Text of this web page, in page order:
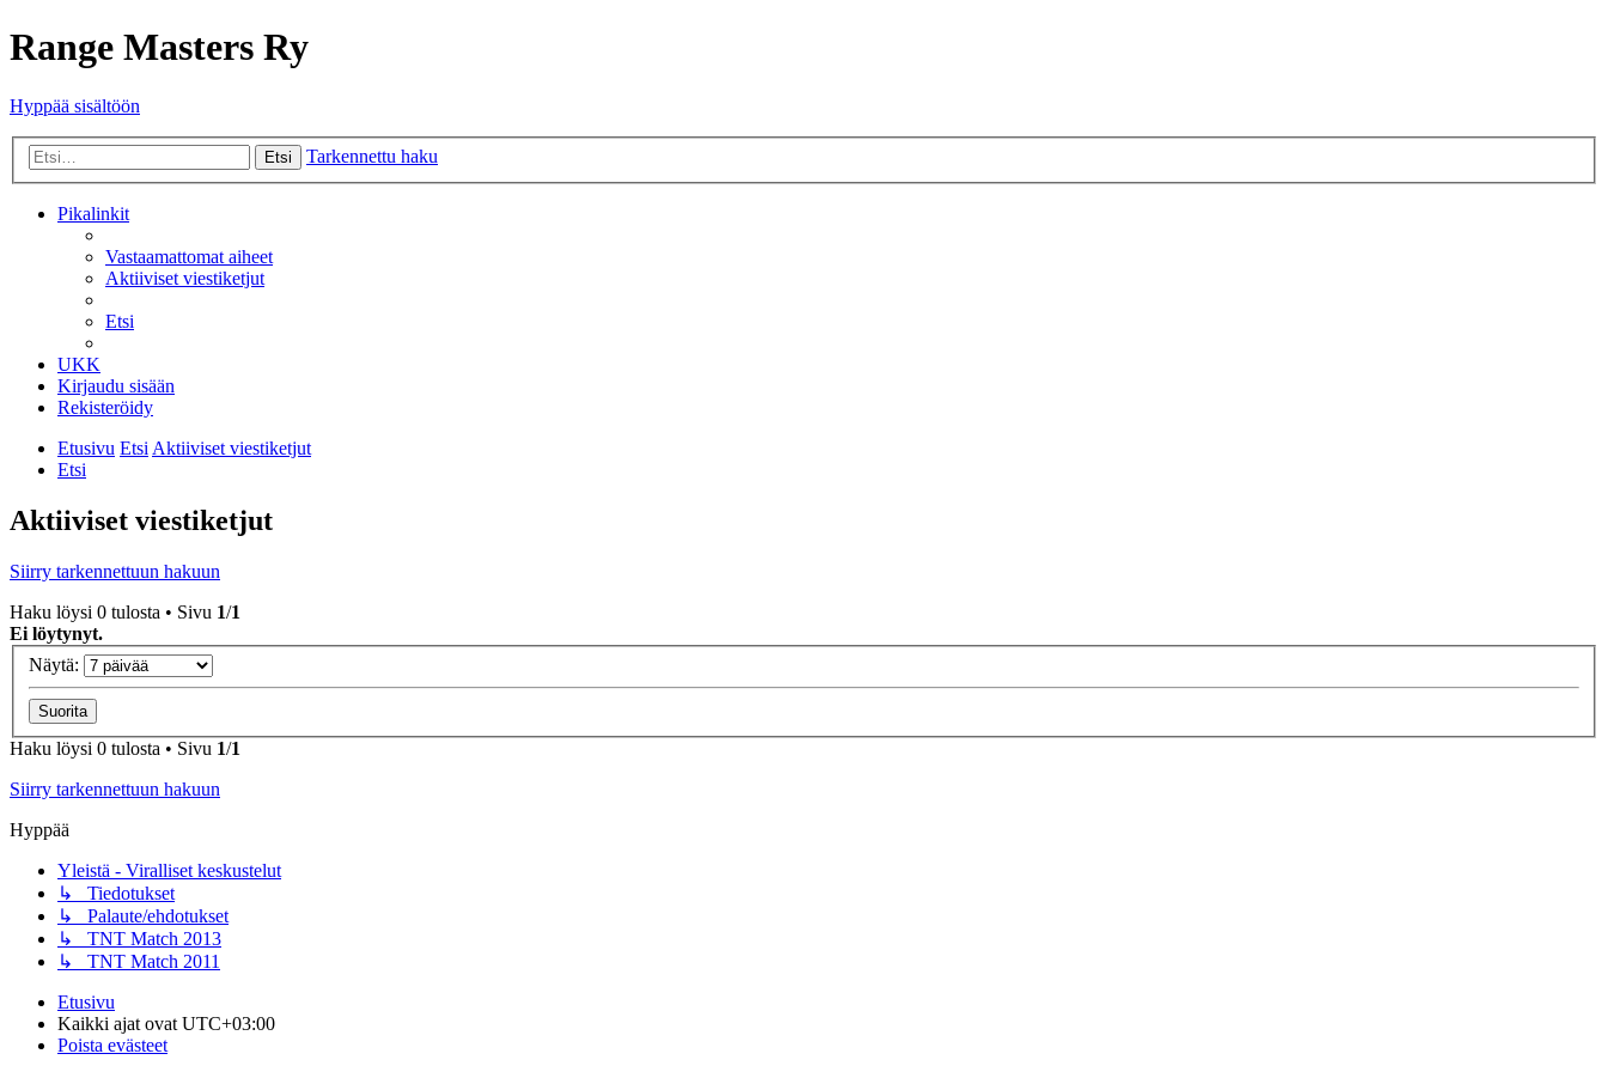
Range Masters Ry
Hyppää sisältöön
Etsi Tarkennettu haku
Pikalinkit
Vastaamattomat aiheet
Aktiiviset viestiketjut
Etsi
UKK
Kirjaudu sisään
Rekisteröidy
Etusivu EtsiAktiiviset viestiketjut
Etsi
Aktiiviset viestiketjut
Siirry tarkennettuun hakuun
Haku löysi 0 tulosta • Sivu 1/1
Ei löytynyt.
Näytä:
Haku löysi 0 tulosta • Sivu 1/1
Siirry tarkennettuun hakuun
Hyppää
Yleistä - Viralliset keskustelut
↳ Tiedotukset
↳ Palaute/ehdotukset
↳ TNT Match 2013
↳ TNT Match 2011
Etusivu
Kaikki ajat ovat UTC+03:00
Poista evästeet